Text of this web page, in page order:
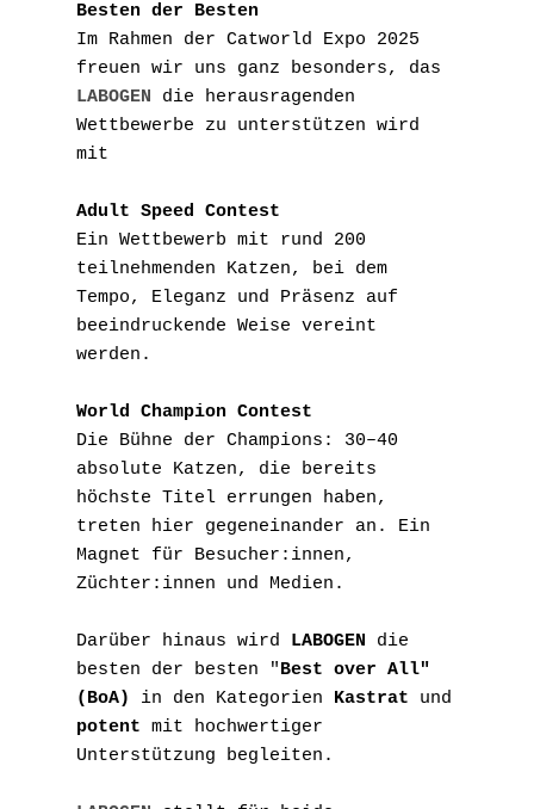
Besten der Besten
Im Rahmen der Catworld Expo 2025
LABOGEN die herausragenden
Wettbewerbe zu unterstützen wird
mit
Adult Speed Contest
Ein Wettbewerb mit rund 200
teilnehmenden Katzen, bei dem
Tempo, Eleganz und Präsenz auf
beeindruckende Weise vereint
werden.
World Champion Contest
Die Bühne der Champions: 30–40
absolute Katzen, die bereits
höchste Titel errungen haben,
treten hier gegeneinander an. Ein
Magnet für Besucher:innen,
Züchter:innen und Medien.
Darüber hinaus wird LABOGEN die
besten der besten "Best over All"
(BoA)
in den Kategorien Kastrat
potent mit hochwertiger
Unterstützung begleiten.